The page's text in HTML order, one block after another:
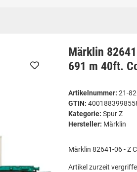
Märklin
691 m 40ft.
Artikelnummer: 21-
GTIN:
Kategorie: Spur Z
Hersteller: Märklin
Märklin 82641-06 - Z
Artikel zurzeit